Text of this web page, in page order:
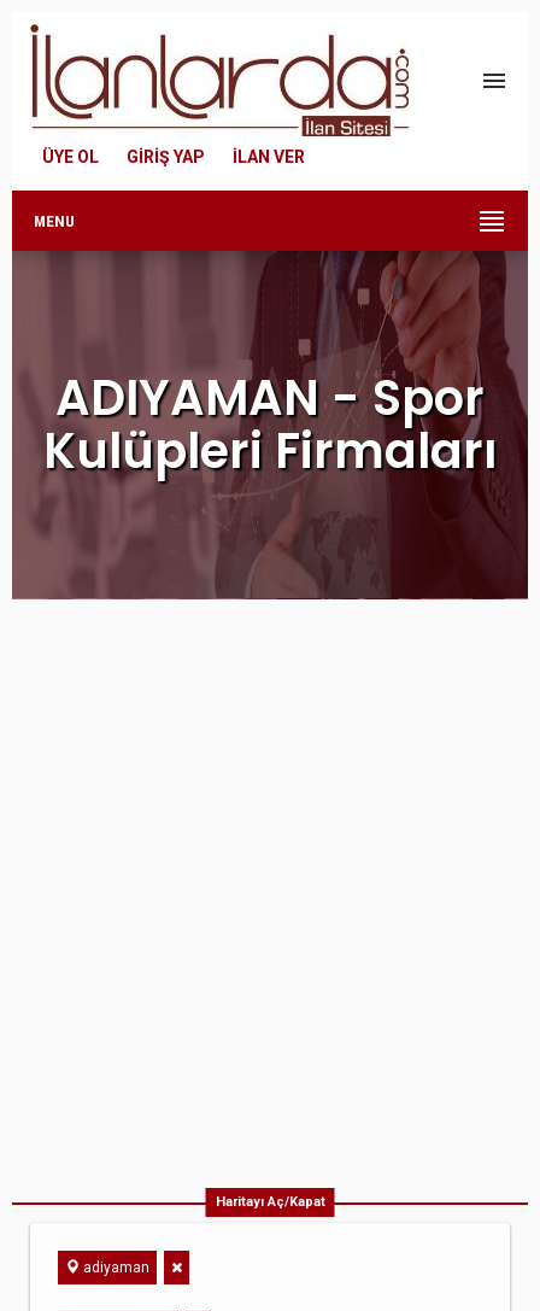
menu
ÜYE OL GİRİŞ YAP İLAN VER
MENU
ADIYAMAN - Spor
Kulüpleri Firmaları
Haritayı Aç/Kapat
adiyaman